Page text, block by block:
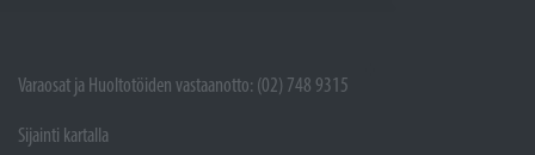
Varaosat ja Huoltotöiden vastaanotto: (02) 748 9315
Sijainti kartalla